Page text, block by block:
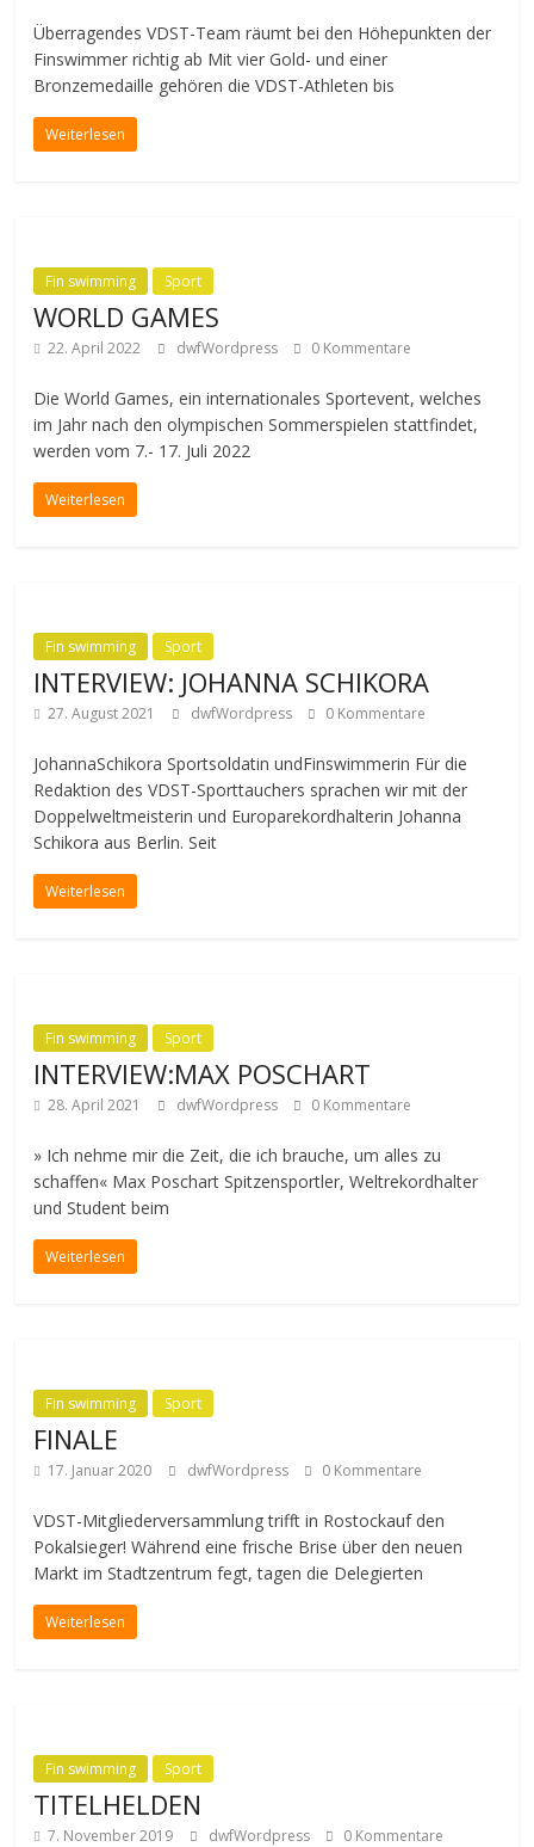
Überragendes VDST-Team räumt bei den Höhepunkten der
Finswimmer richtig ab Mit vier Gold- und einer
Bronzemedaille gehören die VDST-Athleten bis
Weiterlesen
Fin swimming Sport
WORLD GAMES
22. April 2022 dwfWordpress 0 Kommentare
Die World Games, ein internationales Sportevent, welches
im Jahr nach den olympischen Sommerspielen stattfindet,
werden vom 7.- 17. Juli 2022
Weiterlesen
Fin swimming Sport
INTERVIEW: JOHANNA SCHIKORA
27. August 2021 dwfWordpress 0 Kommentare
JohannaSchikora Sportsoldatin undFinswimmerin Für die
Redaktion des VDST-Sporttauchers sprachen wir mit der
Doppelweltmeisterin und Europarekordhalterin Johanna
Schikora aus Berlin. Seit
Weiterlesen
Fin swimming Sport
INTERVIEW:MAX POSCHART
28. April 2021 dwfWordpress 0 Kommentare
» Ich nehme mir die Zeit, die ich brauche, um alles zu
schaffen« Max Poschart Spitzensportler, Weltrekordhalter
und Student beim
Weiterlesen
Fin swimming Sport
FINALE
17. Januar 2020 dwfWordpress 0 Kommentare
VDST-Mitgliederversammlung trifft in Rostockauf den
Pokalsieger! Während eine frische Brise über den neuen
Markt im Stadtzentrum fegt, tagen die Delegierten
Weiterlesen
Fin swimming Sport
TITELHELDEN
7. November 2019 dwfWordpress 0 Kommentare